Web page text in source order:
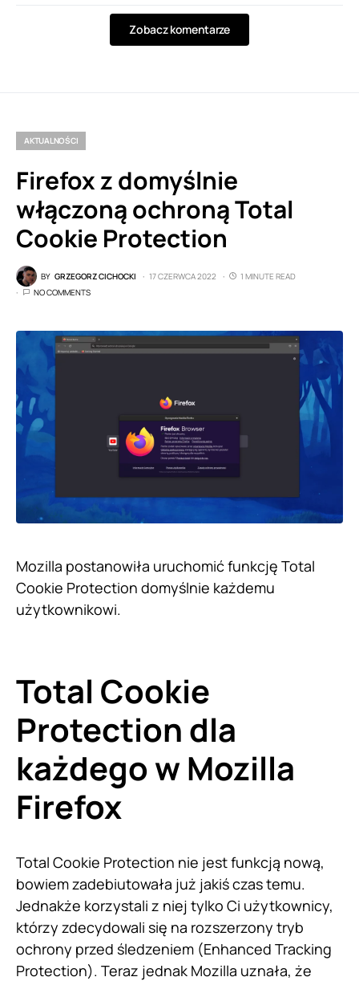
Zobacz komentarze
AKTUALNOŚCI
Firefox z domyślnie
włączoną ochroną Total
Cookie Protection
BY GRZEGORZ CICHOCKI 17 CZERWCA 2022
1 MINUTE READ
NO COMMENTS
Mozilla postanowiła uruchomić funkcję Total
Cookie Protection domyślnie każdemu
użytkownikowi.
Total Cookie
Protection dla
każdego w Mozilla
Firefox
Total Cookie Protection nie jest funkcją nową,
bowiem zadebiutowała już jakiś czas temu.
Jednakże korzystali z niej tylko Ci użytkownicy,
którzy zdecydowali się na rozszerzony tryb
ochrony przed śledzeniem (Enhanced Tracking
Protection). Teraz jednak Mozilla uznała, że